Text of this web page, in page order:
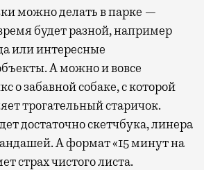
можно делать в парке —
будет разной, например
или интересные
А можно и вовсе
о забавной собаке, с которой
трогательный старичок.
достаточно скетчбука, линера
А формат «15 минут на
страх чистого листа.